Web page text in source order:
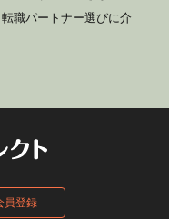
職パートナー選びに介
員登録